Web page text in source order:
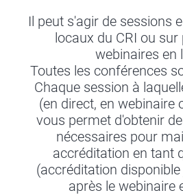
Il peut s'agir de sessions
locaux du CRI ou sur
webinaires en
Toutes les conférences
Chaque session à
(en direct, en webinaire
vous permet d'obtenir
nécessaires pour
accréditation en tant
(accréditation
après le webinaire